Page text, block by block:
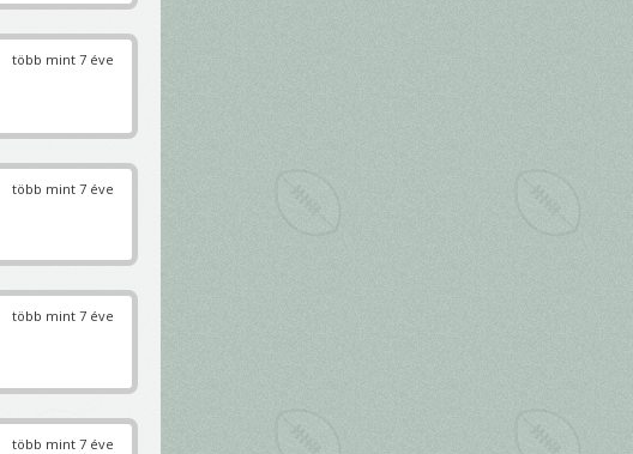
több mint 7 éve
több mint 7 éve
több mint 7 éve
több mint 7 éve